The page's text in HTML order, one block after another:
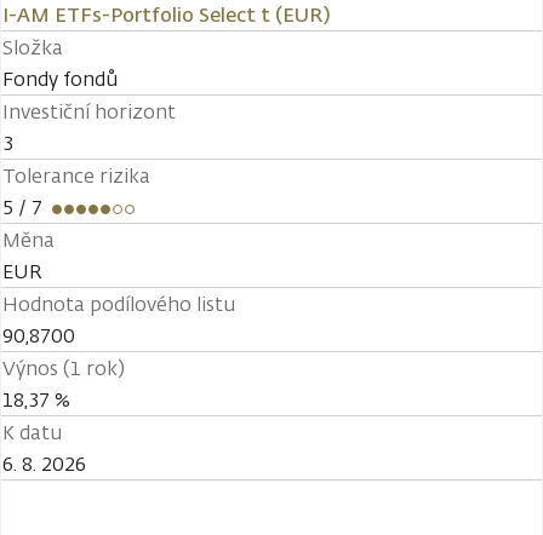
I-AM ETFs-Portfolio Select t (EUR)
Složka
Fondy fondů
Investiční horizont
3
Tolerance rizika
5 / 7
Měna
EUR
Hodnota podílového listu
90,8700
Výnos (1 rok)
18,37 %
K datu
6. 8. 2026